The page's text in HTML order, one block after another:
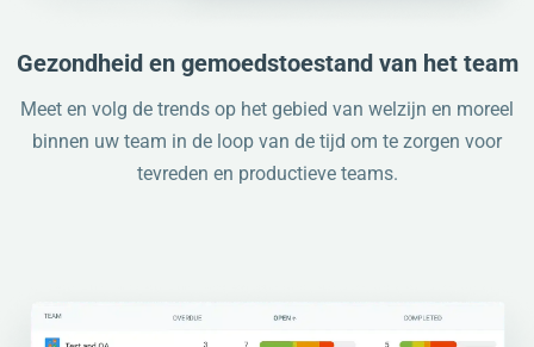
Gezondheid en gemoedstoestand van het team
Meet en volg de trends op het gebied van welzijn en moreel
binnen uw team in de loop van de tijd om te zorgen voor
tevreden en productieve teams.